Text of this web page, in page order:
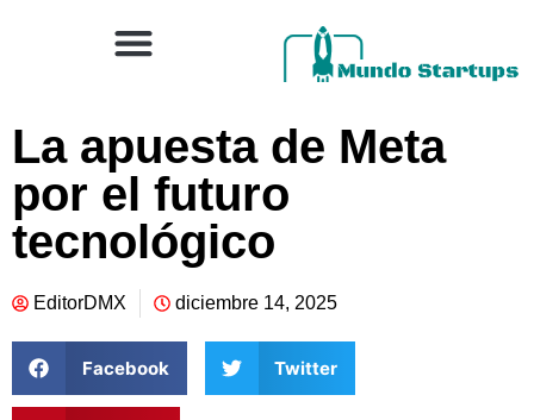
La apuesta de Meta
por el futuro
tecnológico
EditorDMX diciembre 14, 2025
Facebook Twitter